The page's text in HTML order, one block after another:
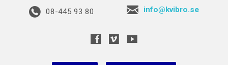
08-445 93 80 info@kvibro.se